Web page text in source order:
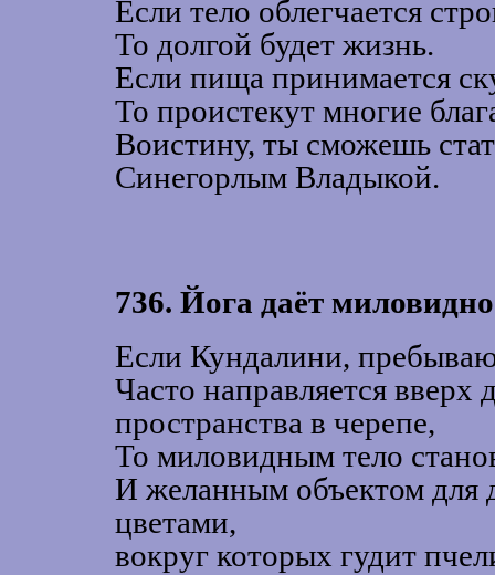
Если тело облегчается
То долгой будет жизнь.
Если пища принимается
То проистекут многие
Воистину, ты сможешь
Синегорлым Владыкой.
736. Йога даёт
Если Кундалини,
Часто направляется вверх
пространства в черепе,
То миловидным тело
И желанным объектом для
цветами,
вокруг которых гудит